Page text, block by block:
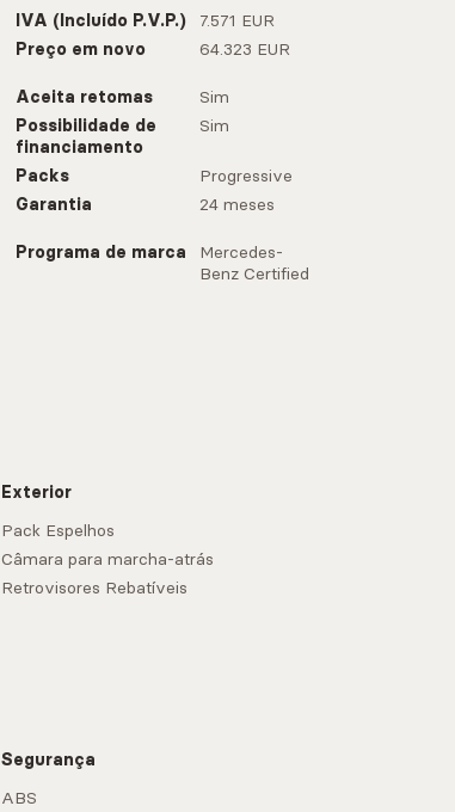
IVA (Incluído P.V.P.)
7.571 EUR
Preço em novo
64.323 EUR
Aceita retomas
Sim
Possibilidade de
financiamento
Sim
Packs
Progressive
Garantia
24 meses
Programa de marca
Mercedes-
Benz Certified
Exterior
Pack Espelhos
Câmara para marcha-atrás
Retrovisores Rebatíveis
Segurança
ABS